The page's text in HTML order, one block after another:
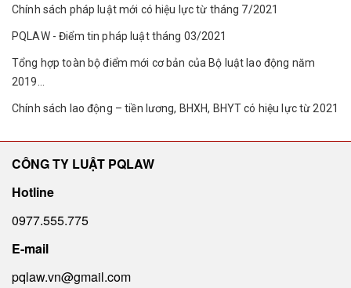
Chính sách pháp luật mới có hiệu lực từ tháng 7/2021
PQLAW - Điểm tin pháp luật tháng 03/2021
Tổng hợp toàn bộ điểm mới cơ bản của Bộ luật lao động năm
2019...
Chính sách lao động – tiền lương, BHXH, BHYT có hiệu lực từ 2021
CÔNG TY LUẬT PQLAW
Hotline
0977.555.775
E-mail
pqlaw.vn@gmail.com